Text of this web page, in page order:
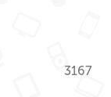
3167